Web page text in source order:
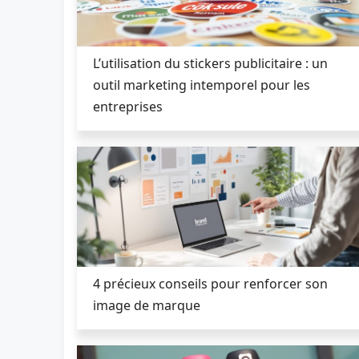
L’utilisation du stickers publicitaire : un
outil marketing intemporel pour les
entreprises
4 précieux conseils pour renforcer son
image de marque